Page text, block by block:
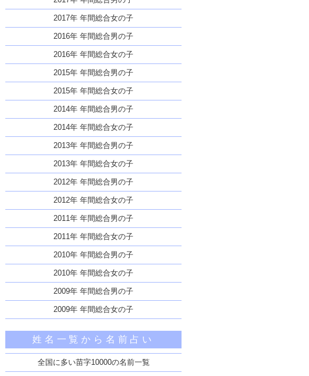
2017年 年間総合女の子
2016年 年間総合男の子
2016年 年間総合女の子
2015年 年間総合男の子
2015年 年間総合女の子
2014年 年間総合男の子
2014年 年間総合女の子
2013年 年間総合男の子
2013年 年間総合女の子
2012年 年間総合男の子
2012年 年間総合女の子
2011年 年間総合男の子
2011年 年間総合女の子
2010年 年間総合男の子
2010年 年間総合女の子
2009年 年間総合男の子
2009年 年間総合女の子
姓名一覧から名前占い
全国に多い苗字10000の名前一覧